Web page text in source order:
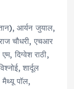
आर्यन जुयाल,
चौधरी, एचआर
दिग्वेश राठी,
शार्दूल
मैथ्यू पॉल,